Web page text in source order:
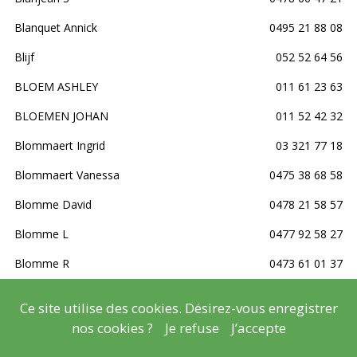
Blanquet Annick
0495 21 88 08
Blijf
052 52 64 56
BLOEM ASHLEY
011 61 23 63
BLOEMEN JOHAN
011 52 42 32
Blommaert Ingrid
03 321 77 18
Blommaert Vanessa
0475 38 68 58
Blomme David
0478 21 58 57
Blomme L
0477 92 58 27
Blomme R
0473 61 01 37
067 67 03 90
Ce site utilise des cookies. Désirez-vous enregistrer
nos cookies ?
Je refuse J’accepte